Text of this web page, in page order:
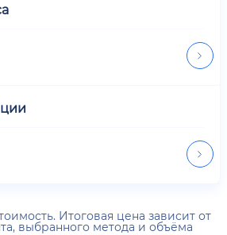
Итоговая цена зависит от
выбранного метода и объёма